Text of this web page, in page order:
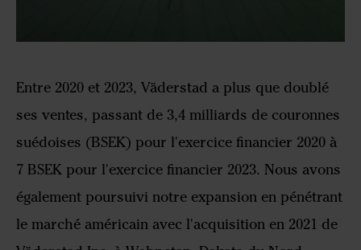
Entre 2020 et 2023, Väderstad a plus que doublé
ses ventes, passant de 3,4 milliards de couronnes
suédoises (BSEK) pour l'exercice financier 2020 à
7 BSEK pour l'exercice financier 2023. Nous avons
également poursuivi notre expansion en pénétrant
le marché américain avec l'acquisition en 2021 de